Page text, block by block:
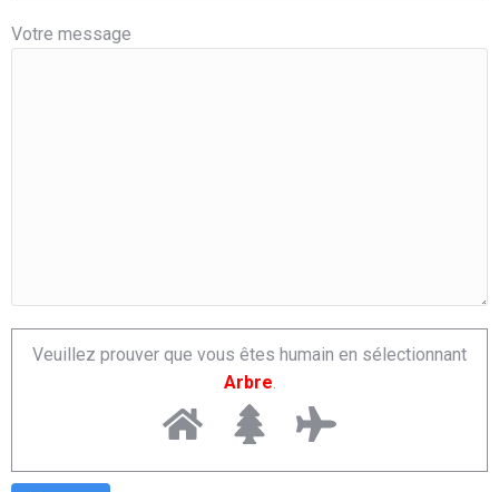
Votre message
Veuillez prouver que vous êtes humain en sélectionnant
Arbre.